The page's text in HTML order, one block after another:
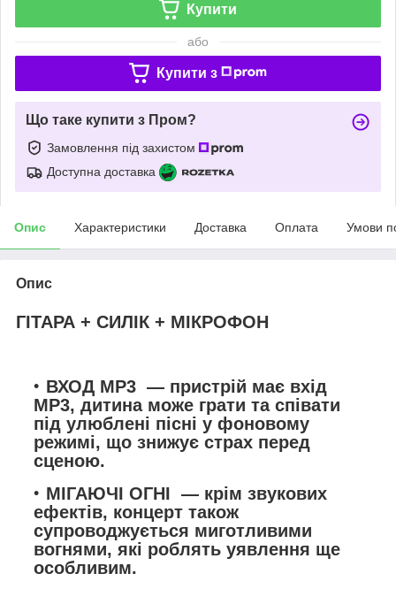
Купити
або
Купити з
Що таке купити з Пром?
Замовлення під захистом
Доступна доставка
Опис Характеристики Доставка Оплата Умови
Опис
ГІТАРА + СИЛІК + МІКРОФОН
ВХОД MP3 — пристрій має вхід
MP3, дитина може грати та співати
під улюблені пісні у фоновому
режимі, що знижує страх перед
сценою.
МІГАЮЧІ ОГНІ — крім звукових
ефектів, концерт також
супроводжується миготливими
вогнями, які роблять уявлення ще
особливим.